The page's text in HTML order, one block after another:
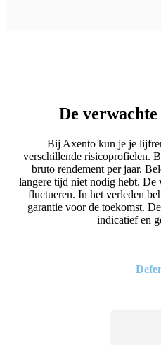
De
Bij Axento kun je je
verschillende risicoprofielen.
bruto rendement per jaar.
langere tijd niet nodig hebt. De
fluctueren. In het verleden
garantie voor de toekomst.
indicatief en